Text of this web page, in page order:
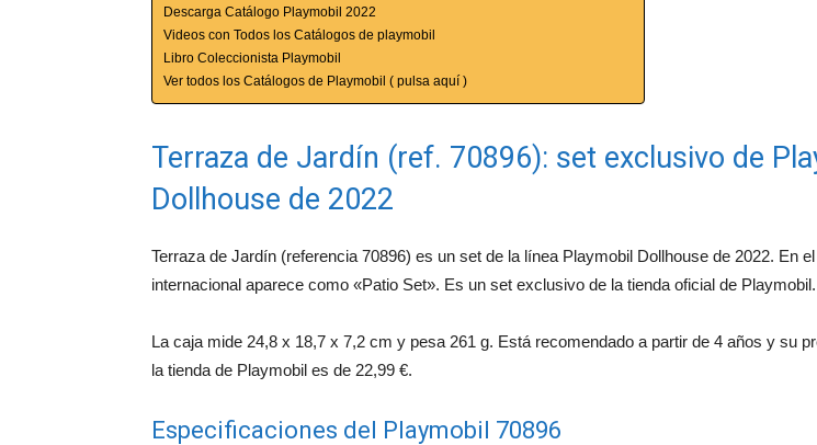
Descarga Catálogo Playmobil 2022
Videos con Todos los Catálogos de playmobil
Libro Coleccionista Playmobil
Ver todos los Catálogos de Playmobil ( pulsa aquí )
Terraza de Jardín (ref. 70896): set exclusivo de
Dollhouse de 2022
Terraza de Jardín (referencia 70896) es un set de la línea Playmobil Dollhouse de 2022. En
internacional aparece como «Patio Set». Es un set exclusivo de la tienda oficial de Playmobil.
La caja mide 24,8 x 18,7 x 7,2 cm y pesa 261 g. Está recomendado a partir de 4 años y su
la tienda de Playmobil es de 22,99 €.
Especificaciones del Playmobil 70896